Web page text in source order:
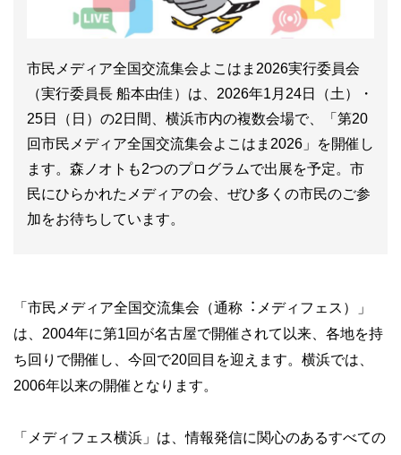
市民メディア全国交流集会よこはま2026実行委員会
（実行委員長 船本由佳）は、2026年1月24日（土）・
25日（日）の2日間、横浜市内の複数会場で、「第20
回市民メディア全国交流集会よこはま2026」を開催し
ます。森ノオトも2つのプログラムで出展を予定。市
民にひらかれたメディアの会、ぜひ多くの市民のご参
加をお待ちしています。
「市民メディア全国交流集会（通称︓メディフェス）」
は、2004年に第1回が名古屋で開催されて以来、各地を持
ち回りで開催し、今回で20回目を迎えます。横浜では、
2006年以来の開催となります。
「メディフェス横浜」は、情報発信に関心のあるすべての